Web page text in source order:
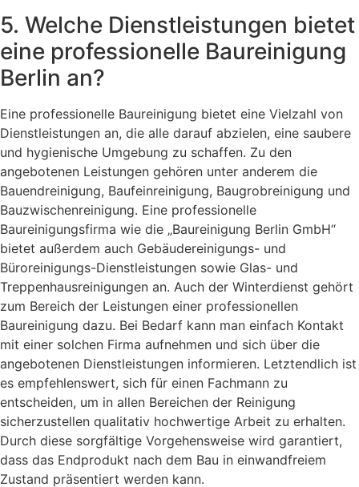
5. Welche Dienstleistungen bietet
eine professionelle Baureinigung
Berlin an?
Eine professionelle Baureinigung bietet eine Vielzahl von
Dienstleistungen an, die alle darauf abzielen, eine saubere
und hygienische Umgebung zu schaffen. Zu den
angebotenen Leistungen gehören unter anderem die
Bauendreinigung, Baufeinreinigung, Baugrobreinigung und
Bauzwischenreinigung. Eine professionelle
Baureinigungsfirma wie die „Baureinigung Berlin GmbH“
bietet außerdem auch Gebäudereinigungs- und
Büroreinigungs-Dienstleistungen sowie Glas- und
Treppenhausreinigungen an. Auch der Winterdienst gehört
zum Bereich der Leistungen einer professionellen
Baureinigung dazu. Bei Bedarf kann man einfach Kontakt
mit einer solchen Firma aufnehmen und sich über die
angebotenen Dienstleistungen informieren. Letztendlich ist
es empfehlenswert, sich für einen Fachmann zu
entscheiden, um in allen Bereichen der Reinigung
sicherzustellen qualitativ hochwertige Arbeit zu erhalten.
Durch diese sorgfältige Vorgehensweise wird garantiert,
dass das Endprodukt nach dem Bau in einwandfreiem
Zustand präsentiert werden kann.